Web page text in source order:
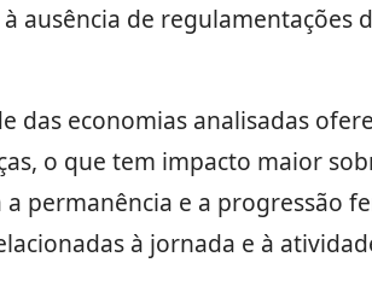
ausência de regulamentações
das economias analisadas
o que tem impacto maior
permanência e a progressão
à jornada e à